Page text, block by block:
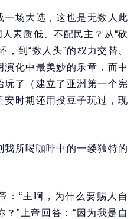
一场大选，这也是无数人此
素质低、不配民主？从“砍
，到“数人头”的权力交替、
化中最美妙的乐章，而中
玩了（建立了亚洲第一个宪
时期还用投豆子玩过，现
所喝咖啡中的一缕独特的
：“主啊，为什么要赐人自
”上帝回答：“因为我是自